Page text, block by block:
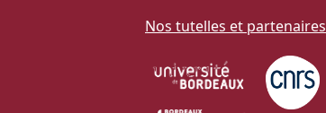
Nos tutelles et partenaires